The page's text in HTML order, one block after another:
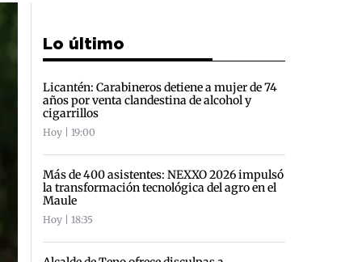
Lo último
Licantén: Carabineros detiene a mujer de 74
años por venta clandestina de alcohol y
cigarrillos
Hoy | 19:00
Más de 400 asistentes: NEXXO 2026 impulsó
la transformación tecnológica del agro en el
Maule
Hoy | 18:35